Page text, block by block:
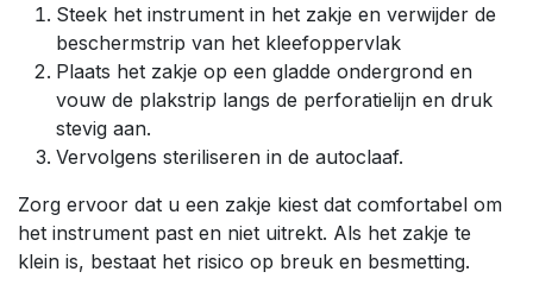
Steek het instrument in het zakje en verwijder de
beschermstrip van het kleefoppervlak
Plaats het zakje op een gladde ondergrond en
vouw de plakstrip langs de perforatielijn en druk
stevig aan.
Vervolgens steriliseren in de autoclaaf.
Zorg ervoor dat u een zakje kiest dat comfortabel om
het instrument past en niet uitrekt. Als het zakje te
klein is, bestaat het risico op breuk en besmetting.